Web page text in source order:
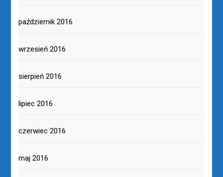
październik 2016
wrzesień 2016
sierpień 2016
lipiec 2016
czerwiec 2016
maj 2016